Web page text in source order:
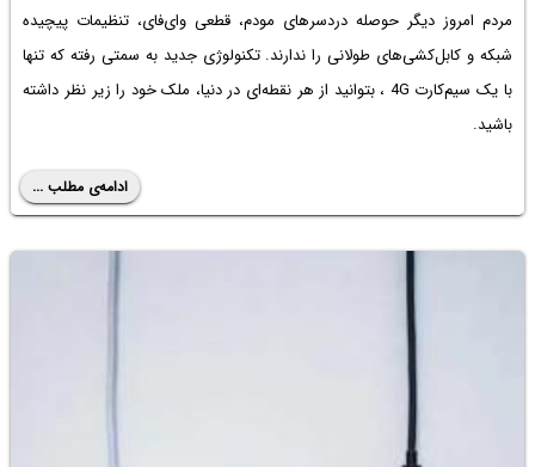
مردم امروز دیگر حوصله دردسرهای مودم، قطعی وای‌فای، تنظیمات پیچیده
شبکه و کابل‌کشی‌های طولانی را ندارند. تکنولوژی جدید به سمتی رفته که تنها
با یک سیم‌کارت 4G ، بتوانید از هر نقطه‌ای در دنیا، ملک خود را زیر نظر داشته
باشید.
ادامه‌ی مطلب ...